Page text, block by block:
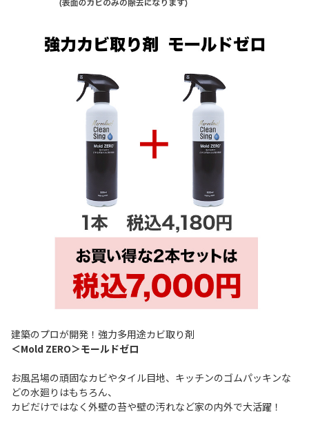
建築のプロが開発！強力多用途カビ取り剤
＜Mold ZERO＞モールドゼロ
お風呂場の頑固なカビやタイル目地、キッチンのゴムパッキンな
どの水廻りはもちろん、
カビだけではなく外壁の苔や壁の汚れなど家の内外で大活躍！